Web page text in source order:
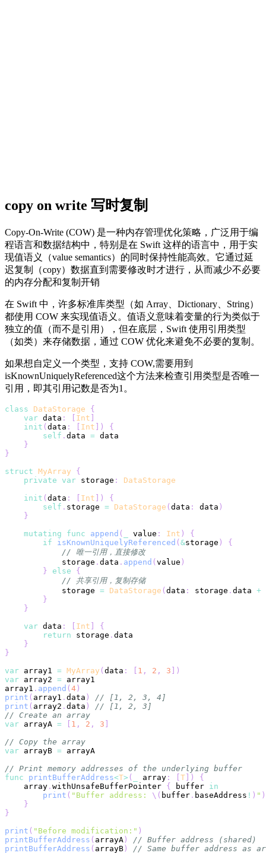
copy on write 写时复制
Copy-On-Write (COW) 是一种内存管理优化策略，广泛用于编
程语言和数据结构中，特别是在 Swift 这样的语言中，用于实
现值语义（value semantics）的同时保持性能高效。它通过延
迟复制（copy）数据直到需要修改时才进行，从而减少不必要
的内存分配和复制开销
在 Swift 中，许多标准库类型（如 Array、Dictionary、String）
都使用 COW 来实现值语义。值语义意味着变量的行为类似于
独立的值（而不是引用），但在底层，Swift 使用引用类型
（如类）来存储数据，通过 COW 优化来避免不必要的复制。
如果想自定义一个类型，支持 COW,需要用到
isKnownUniquelyReferenced这个方法来检查引用类型是否唯一
引用，即其引用记数是否为1。
class DataStorage
{
var data : Int
init ( data : Int )
{
self . data =
}
}
struct MyArray
{
private
var storage :
DataStorage
init ( data : Int )
{
self . storage = DataStorage ( data : data )
}
mutating
func append ( value : Int )
{
if
isKnownUniquelyReferenced ( &storage )
{
// 唯一引用，直接修改
            storage
. data . append ( value )
}
else
{
// 共享引用，复制存储
            storage
= DataStorage ( data : storage . data +
}
}
var data : Int
{
return storage .
}
}
var array1 = MyArray ( data : 1 , 2 , 3
)
var array2 =
array1 . append ( 4 )
print ( array1 . data )
// [1, 2, 3, 4]
print ( array2 . data )
// [1, 2, 3]
// Create an array
var arrayA = 1 , 2 , 3
// Copy the array
var arrayB =
// Print memory addresses of the underlying buffer
func
printBufferAddress<T> ( array : T )
{
    array
. withUnsafeBufferPointer { buffer in
print ( "Buffer address: \( buffer . baseAddress ! ) " )
}
}
print ( "Before modification:" )
printBufferAddress ( arrayA )
// Buffer address (shared)
printBufferAddress ( arrayB ) // Same buffer address as